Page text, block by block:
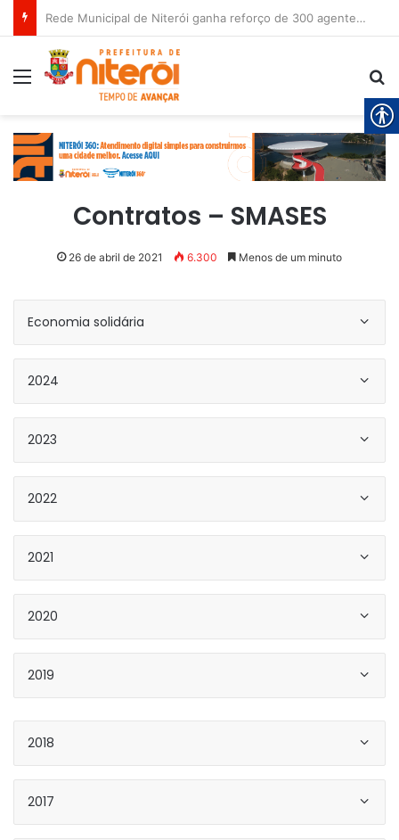
Rede Municipal de Niterói ganha reforço de 300 agentes de apoio escolar
Menu
Contratos – SMASES
26 de abril de 2021 6.300 Menos de um minuto
Economia solidária
2024
2023
2022
2021
2020
2019
2018
2017